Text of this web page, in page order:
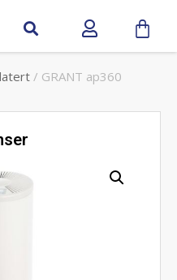
/ GRANT ap360